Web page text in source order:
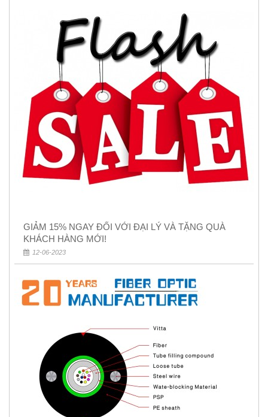
GIẢM 15% NGAY ĐỐI VỚI ĐẠI LÝ VÀ TẶNG QUÀ
KHÁCH HÀNG MỚI!
12-06-2023